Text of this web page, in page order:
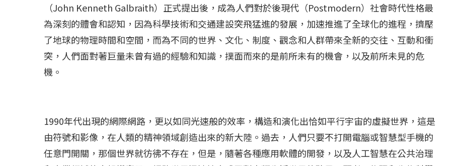
（John Kenneth Galbraith）正式提出後，成為人們對於後現代（Postmodern）社會時代性格最
為深刻的體會和認知，因為科學技術和交通建設突飛猛進的發展，加速推進了全球化的進程，擠壓
了地球的物理時間和空間，而為不同的世界、文化、制度、觀念和人群帶來全新的交往、互動和衝
突，人們面對著巨量未曾有過的經驗和知識，撲面而來的是前所未有的機會，以及前所未見的危
機。
1990年代出現的網際網路，更以如同光速般的效率，構造和演化出恰如平行宇宙的虛擬世界，這是
由符號和影像，在人類的精神領域創造出來的新大陸。過去，人們只要不打開電腦或智慧型手機的
任意門開關，那個世界就彷彿不存在，但是，隨著各種應用軟體的開發，以及人工智慧在公共治理